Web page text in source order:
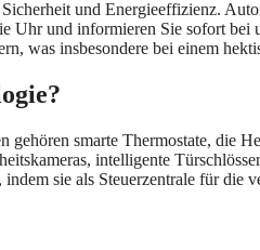
und Energieeffizienz.
Uhr und informieren Sie sofort
was insbesondere bei einem
smarte Thermostate, die
intelligente
sie als Steuerzentrale für die